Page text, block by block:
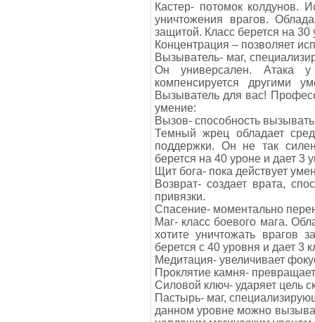
Кастер- потомок колдунов.
уничтожения врагов.
защитой. Класс берется на
Концентрация – позволяет
Вызыватель- маг,
Он универсален. Атака
компенсируется другими
Вызыватель для вас!
умение:
Вызов- способность
Темный жрец обладает
поддержки. Он не так
берется на 40 уроне и дает 3
Щит бога- пока действует
Возврат- создает врата,
привязки.
Спасение- моментально
Маг- класс боевого мага.
хотите уничтожать врагов
берется с 40 уровня и дает 3
Медитация- увеличивает
Проклятие камня-
Силовой ключ- ударяет цель
Пастырь- маг,
данном уровне можно